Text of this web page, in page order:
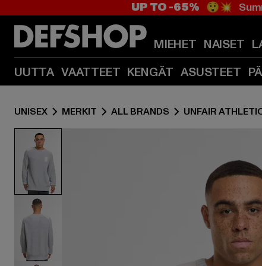
UP TO -65% 😲💥
MIEHET NAISET
UUTTA VAATTEET KENGÄT ASUSTEET
UNISEX MERKIT ALL BRANDS UNFAIR